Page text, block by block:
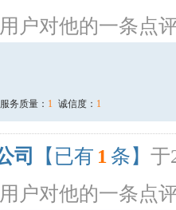
用户对他的一条点
服务质量： 1 诚信度： 1
司 【已有 1 条】 于
用户对他的一条点